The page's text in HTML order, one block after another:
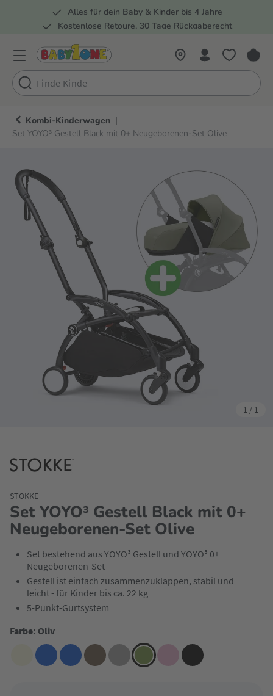
Zur Hauptnavigation springen
Alles für dein Baby & Kinder bis 4 Jahre
Kostenlose Retoure, 30 Tage Rückgaberecht
Kombi-Kinderwagen |
Set YOYO³ Gestell Black mit 0+ Neugeborenen-Set Olive
1 / 1
Set YOYO³ Gestell Black mit 0+
Neugeborenen-Set Olive
STOKKE
Set bestehend aus YOYO³ Gestell und YOYO³ 0+
Neugeborenen-Set
Gestell ist einfach zusammenzuklappen, stabil und
leicht - für Kinder bis ca. 22 kg
5-Punkt-Gurtsystem
Farbe: Oliv